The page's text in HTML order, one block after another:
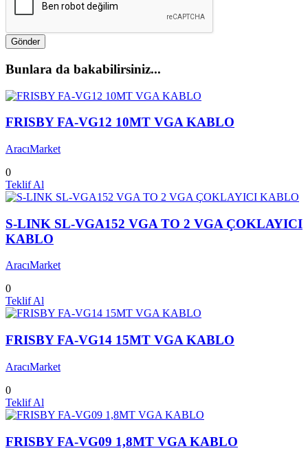
Gönder
Bunlara da bakabilirsiniz...
FRISBY FA-VG12 10MT VGA KABLO
AracıMarket
0
Teklif Al
S-LINK SL-VGA152 VGA TO 2 VGA ÇOKLAYICI
KABLO
AracıMarket
0
Teklif Al
FRISBY FA-VG14 15MT VGA KABLO
AracıMarket
0
Teklif Al
FRISBY FA-VG09 1,8MT VGA KABLO